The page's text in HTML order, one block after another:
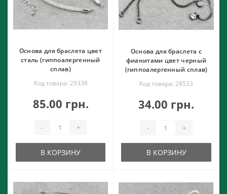
Основа для браслета цвет
сталь (гиппоалергенный
сплав)
Код товара: 29338
85.00 грн.
- +
В КОРЗИНУ
Основа для браслета с
фианитами цвет черный
(гиппоалергенный сплав)
Код товара: 28533
34.00 грн.
- +
В КОРЗИНУ